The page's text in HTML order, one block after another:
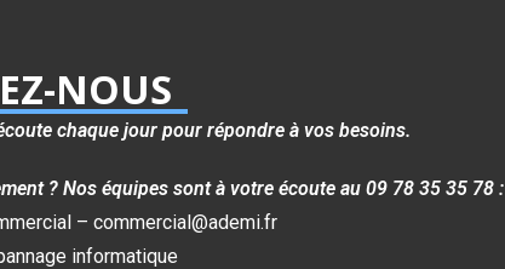
NOUS
chaque jour pour répondre à vos besoins.
? Nos équipes sont à votre écoute au 09 78 35 35 78 :
– commercial@ademi.fr
informatique